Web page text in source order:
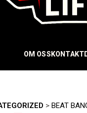
OM OSS KONTAKT
> BEAT